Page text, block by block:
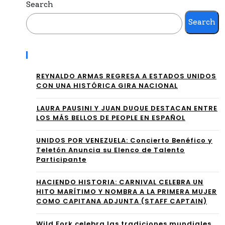
FIG
UR
AS
MÁ
S
INF
LU
YE
tod
en
mej
ore
s
ofe
rta
s y
Search
Search
REYNALDO ARMAS REGRESA A ESTADOS UNIDOS
CON UNA HISTÓRICA GIRA NACIONAL
⁠LAURA PAUSINI Y JUAN DUQUE DESTACAN ENTRE
LOS MÁS BELLOS DE PEOPLE EN ESPAÑOL
UNIDOS POR VENEZUELA: Concierto Benéfico y
Teletón Anuncia su Elenco de Talento
Participante
HACIENDO HISTORIA: CARNIVAL CELEBRA UN
HITO MARÍTIMO Y NOMBRA A LA PRIMERA MUJER
COMO CAPITANA ADJUNTA (STAFF CAPTAIN)